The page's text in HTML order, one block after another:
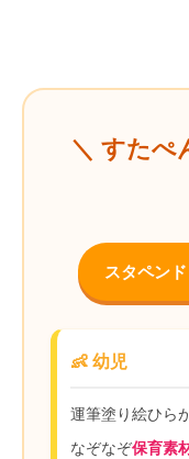
＼ すたぺ
スタペン
👶 幼児
運筆塗り絵ひら
なぞなぞ保育素